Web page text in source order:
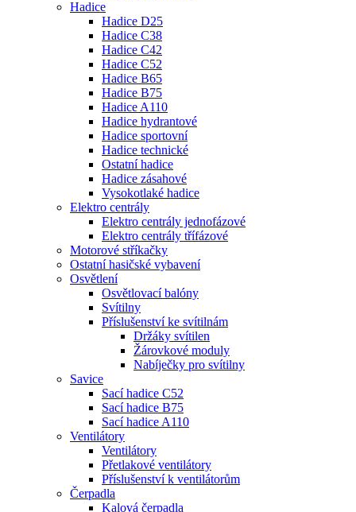
Hadice
Hadice D25
Hadice C38
Hadice C42
Hadice C52
Hadice B65
Hadice B75
Hadice A110
Hadice hydrantové
Hadice sportovní
Hadice technické
Ostatní hadice
Hadice zásahové
Vysokotlaké hadice
Elektro centrály
Elektro centrály jednofázové
Elektro centrály třífázové
Motorové stříkačky
Ostatní hasičské vybavení
Osvětlení
Osvětlovací balóny
Svítilny
Příslušenství ke svítilnám
Držáky svítilen
Žárovkové moduly
Nabíječky pro svítilny
Savice
Sací hadice C52
Sací hadice B75
Sací hadice A110
Ventilátory
Ventilátory
Přetlakové ventilátory
Příslušenství k ventilátorům
Čerpadla
Kalová čerpadla